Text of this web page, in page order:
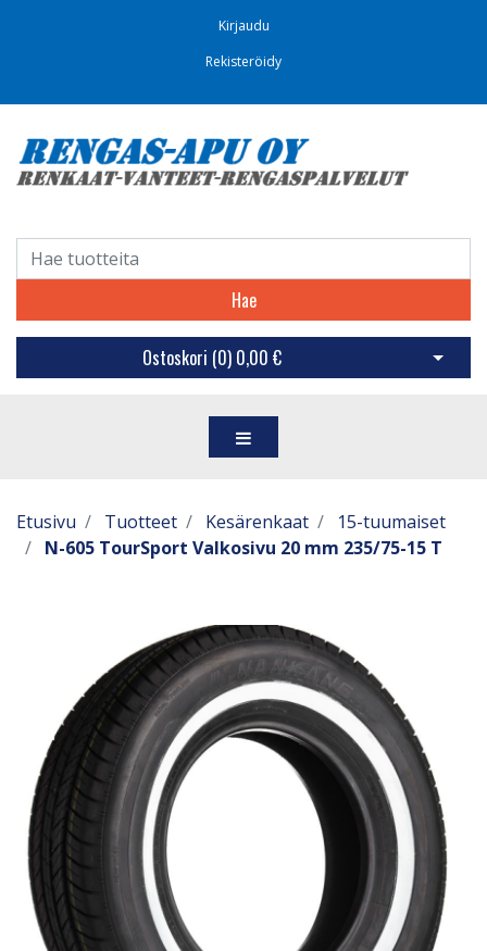
Kirjaudu
Rekisteröidy
Hae
Ostoskori (0) 0,00 € Avaa
Etusivu Tuotteet Kesärenkaat
15-tuumaiset
N-605 TourSport Valkosivu 20 mm 235/75-15 T